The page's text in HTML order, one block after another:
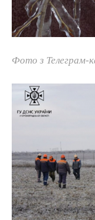
Фото з Телеграм-